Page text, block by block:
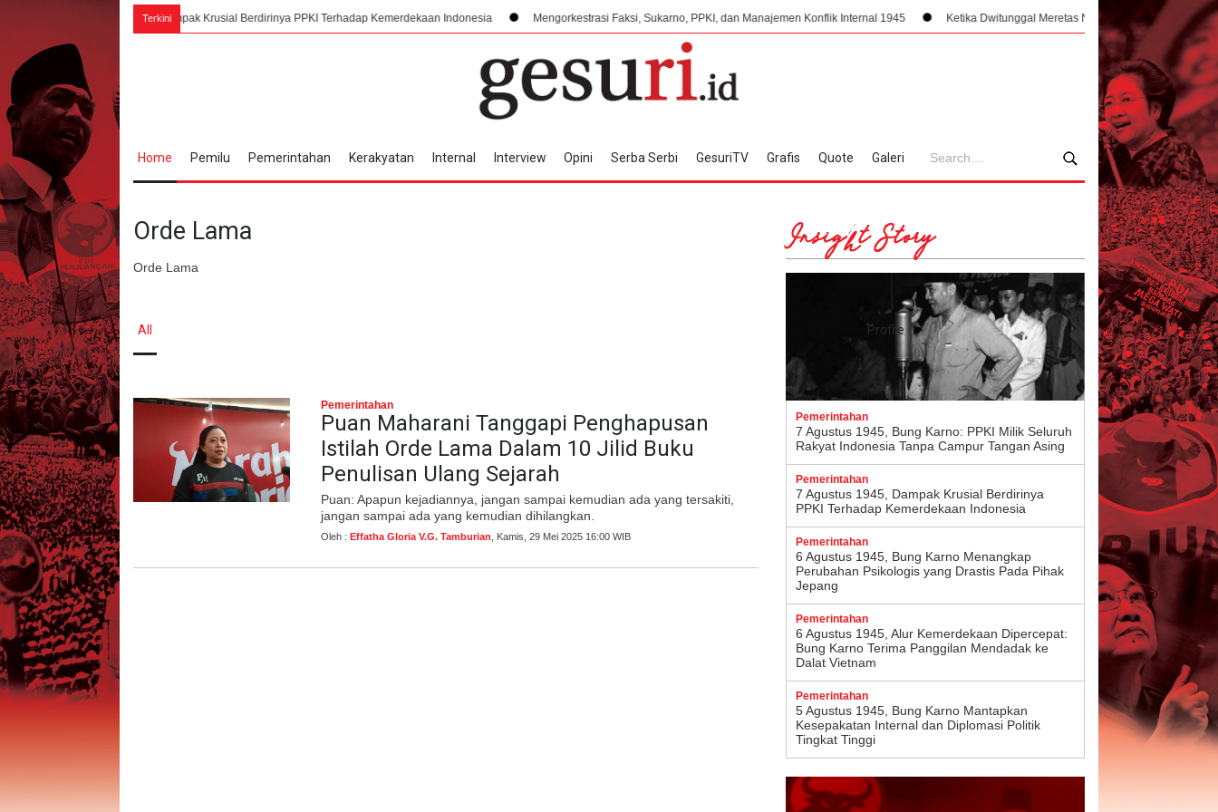
Terkini
7 Agustus 1945, Dampak Krusial Berdirinya PPKI Terhadap Kemerdekaan Indonesia Mengorkestrasi Faksi, Sukarno, PPKI, dan Manajemen Konflik Internal 1945 Ketika Dwitunggal Meretas Narasi Fasisme Lewat PPKI Saat
Home Pemilu Pemerintahan Kerakyatan Internal Interview Opini Serba Serbi GesuriTV Grafis Quote Galeri
Orde Lama
Orde Lama
All Profile
Pemerintahan
Puan Maharani Tanggapi Penghapusan
Istilah Orde Lama Dalam 10 Jilid Buku
Penulisan Ulang Sejarah
Puan: Apapun kejadiannya, jangan sampai kemudian ada yang tersakiti,
jangan sampai ada yang kemudian dihilangkan.
Oleh : Effatha Gloria V.G. Tamburian , Kamis, 29 Mei 2025 16:00 WIB
Insight Story
Pemerintahan
7 Agustus 1945, Bung Karno: PPKI Milik Seluruh
Rakyat Indonesia Tanpa Campur Tangan Asing
Pemerintahan
7 Agustus 1945, Dampak Krusial Berdirinya
PPKI Terhadap Kemerdekaan Indonesia
Pemerintahan
6 Agustus 1945, Bung Karno Menangkap
Perubahan Psikologis yang Drastis Pada Pihak
Jepang
Pemerintahan
6 Agustus 1945, Alur Kemerdekaan Dipercepat:
Bung Karno Terima Panggilan Mendadak ke
Dalat Vietnam
Pemerintahan
5 Agustus 1945, Bung Karno Mantapkan
Kesepakatan Internal dan Diplomasi Politik
Tingkat Tinggi